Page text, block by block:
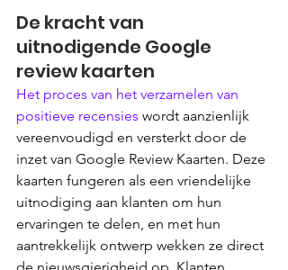
De kracht van
uitnodigende Google
review kaarten
Het proces van het verzamelen van
positieve recensies wordt aanzienlijk
vereenvoudigd en versterkt door de
inzet van Google Review Kaarten. Deze
kaarten fungeren als een vriendelijke
uitnodiging aan klanten om hun
ervaringen te delen, en met hun
aantrekkelijk ontwerp wekken ze direct